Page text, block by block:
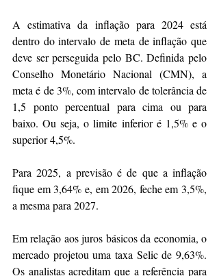
A estimativa da inflação para 2024 está
dentro do intervalo de meta de inflação que
deve ser perseguida pelo BC. Definida pelo
Conselho Monetário Nacional (CMN), a
meta é de 3%, com intervalo de tolerância de
1,5 ponto percentual para cima ou para
baixo. Ou seja, o limite inferior é 1,5% e o
superior 4,5%.
Para 2025, a previsão é de que a inflação
fique em 3,64% e, em 2026, feche em 3,5%,
a mesma para 2027.
Em relação aos juros básicos da economia, o
mercado projetou uma taxa Selic de 9,63%.
Os analistas acreditam que a referência para